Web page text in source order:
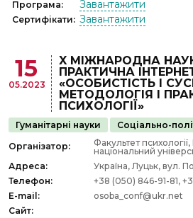
Програма: Завантажити
Сертифікати: Завантажити
15
05.2023
X МІЖНАРОДНА
ПРАКТИЧНА
«ОСОБИСТІСТЬ І
МЕТОДОЛОГІЯ І
ПСИХОЛОГІЇ»
Гуманітарні науки
Соціально-
Організатор:
Факультет
національний
Адреса:
Україна, Луцьк, вул.
Телефон:
+38 (050) 846-91-81,
E-mail:
osoba_conf@ukr.net
Сайт: